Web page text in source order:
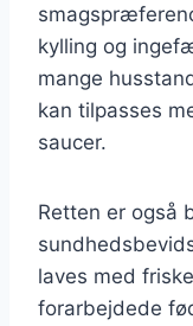
kylling og
mange
kan tilpasses
saucer.
Retten er også
laves med
forarbejdede